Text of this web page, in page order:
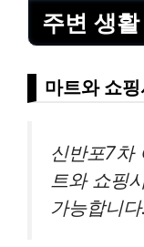
주변 생
마트와 쇼핑
신반포7차
트와 쇼핑
가능합니다.